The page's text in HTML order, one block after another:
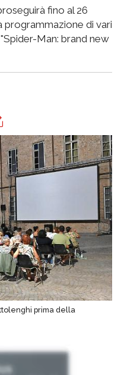
fino al 26
di vari
Man: brand new
prima della